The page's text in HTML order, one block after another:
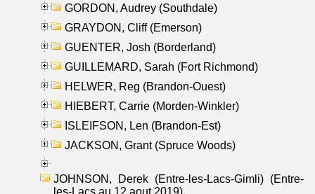
GORDON, Audrey (Southdale)
GRAYDON, Cliff (Emerson)
GUENTER, Josh (Borderland)
GUILLEMARD, Sarah (Fort Richmond)
HELWER, Reg (Brandon-Ouest)
HIEBERT, Carrie (Morden-Winkler)
ISLEIFSON, Len (Brandon-Est)
JACKSON, Grant (Spruce Woods)
JOHNSON, Derek (Entre-les-Lacs-Gimli) (Entre-
les-Lacs au 12 aout 2019)